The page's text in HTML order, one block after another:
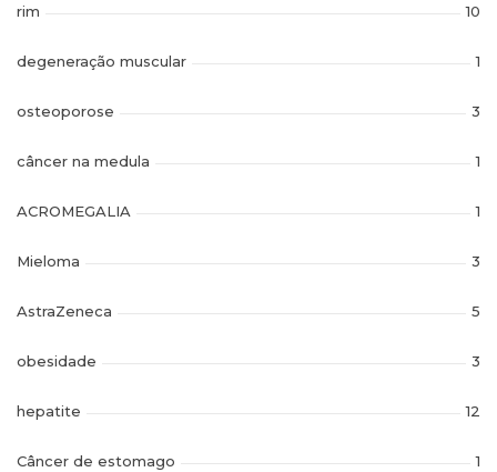
rim 10
degeneração muscular 1
osteoporose 3
câncer na medula 1
ACROMEGALIA 1
Mieloma 3
AstraZeneca 5
obesidade 3
hepatite 12
Câncer de estomago 1